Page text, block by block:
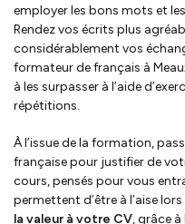
employer les bons mots et
Rendez vos écrits plus
considérablement vos
formateur de français à
à les surpasser à l’aide
répétitions.
À l’issue de la formation,
française pour justifier de
cours, pensés pour vous
permettent d’être à l’aise
la valeur à votre CV, grâce